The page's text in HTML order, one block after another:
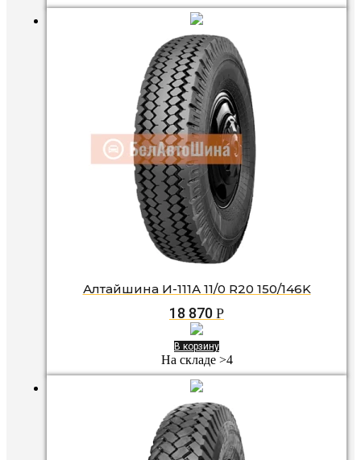
Алтайшина И-111А 11/0 R20 150/146K
18 870 Р
В корзину
На складе >4